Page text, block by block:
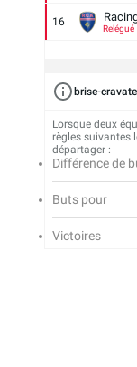
16
Relégué
brise-
Lorsque deux
règles suivantes
départager :
Différence de
Buts pour
Victoires